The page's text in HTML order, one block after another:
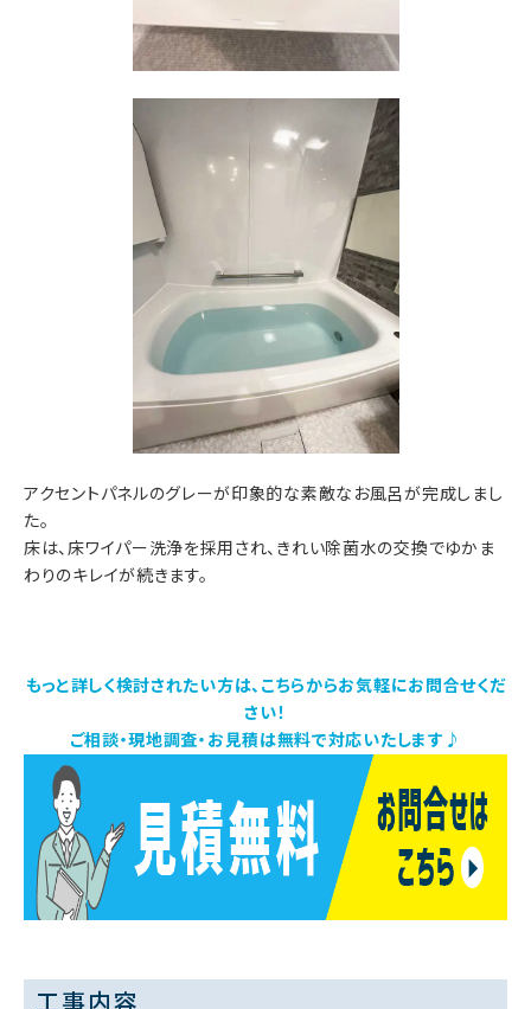
アクセントパネルのグレーが印象的な素敵なお風呂が完成しまし
た。
床は、床ワイパー洗浄を採用され、きれい除菌水の交換でゆかま
わりのキレイが続きます。
もっと詳しく検討されたい方は、こちらからお気軽にお問合せくだ
さい！
ご相談・現地調査・お見積は無料で対応いたします♪